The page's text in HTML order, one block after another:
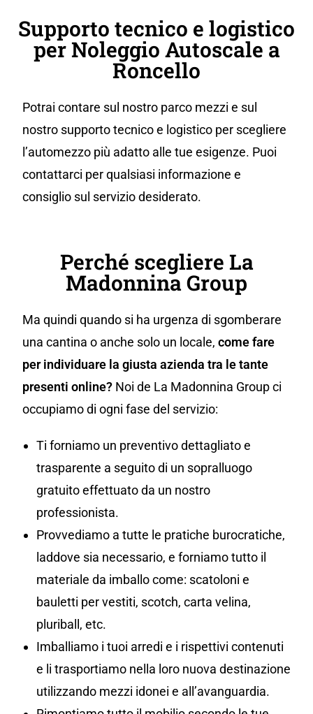
Supporto tecnico e logistico
per Noleggio Autoscale a
Roncello
Potrai contare sul nostro parco mezzi e sul
nostro supporto tecnico e logistico per scegliere
l’automezzo più adatto alle tue esigenze. Puoi
contattarci per qualsiasi informazione e
consiglio sul servizio desiderato.
Perché scegliere La
Madonnina Group
Ma quindi quando si ha urgenza di sgomberare
una cantina o anche solo un locale, come fare
per individuare la giusta azienda tra le tante
presenti online? Noi de La Madonnina Group ci
occupiamo di ogni fase del servizio:
Ti forniamo un preventivo dettagliato e
trasparente a seguito di un sopralluogo
gratuito effettuato da un nostro
professionista.
Provvediamo a tutte le pratiche burocratiche,
laddove sia necessario, e forniamo tutto il
materiale da imballo come: scatoloni e
bauletti per vestiti, scotch, carta velina,
pluriball, etc.
Imballiamo i tuoi arredi e i rispettivi contenuti
e li trasportiamo nella loro nuova destinazione
utilizzando mezzi idonei e all’avanguardia.